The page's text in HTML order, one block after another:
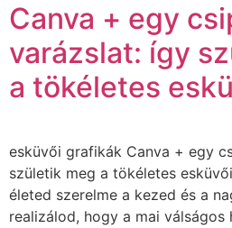
Canva + egy
varázslat: így
a tökéletes
esküvői grafikák Canva + egy
születik meg a tökéletes
életed szerelme a kezed és a
realizálod, hogy a mai